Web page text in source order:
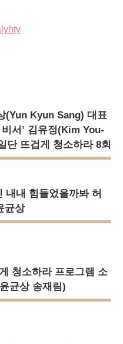
(Yun Kyun Sang) 대표
서’ 김유정(Kim You-
뜨겁게 청소하라 8회
내내 힘들었을까봐 허
균상
청소하라 프로그램 소
균상 송재림)